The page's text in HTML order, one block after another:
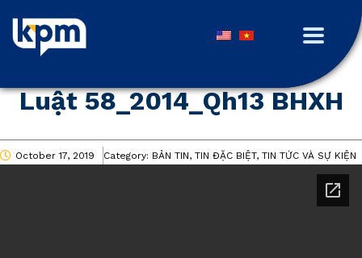
Luật 58_2014_Qh13 BHXH
October 17, 2019 Category: BẢN TIN, TIN ĐẶC BIỆT, TIN TỨC VÀ SỰ KIỆN